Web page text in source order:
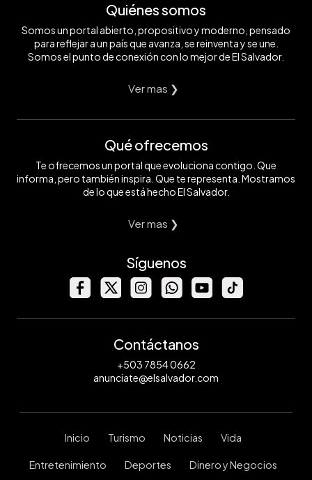
Quiénes somos
Somos un portal abierto, propositivo y moderno, pensado
para reflejar a un país que avanza, se reinventa y se une.
Somos el punto de conexión con lo mejor de El Salvador.
Ver mas ❯
Qué ofrecemos
Te ofrecemos un portal que evoluciona contigo. Que
informa, pero también inspira. Que te representa. Mostramos
de lo que está hecho El Salvador.
Ver mas ❯
Síguenos
Contáctanos
+503 7854 0662
anunciate@elsalvador.com
Inicio Turismo Noticias Vida
Entretenimiento Deportes Dinero y Negocios